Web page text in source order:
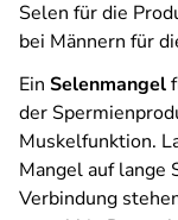
Selen für die
bei Männern für
Ein Selenmangel
der
Muskelfunktion.
Mangel auf lange
Verbindung